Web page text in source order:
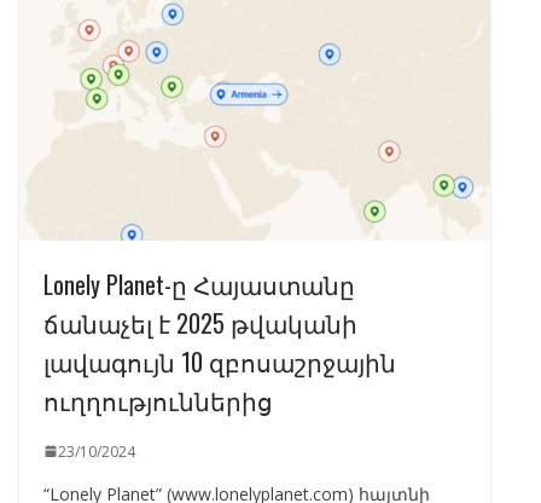
Lonely Planet-ը Հայաստանը
ճանաչել է 2025 թվականի
լավագույն 10 զբոսաշրջային
ուղղություններից
23/10/2024
“Lonely Planet” (www.lonelyplanet.com) հայտնի